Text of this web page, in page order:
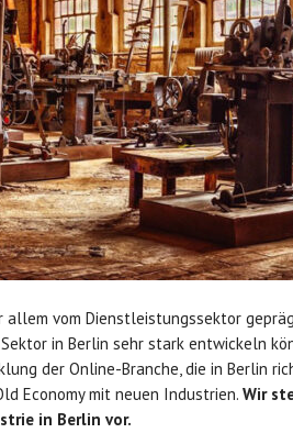
allem vom Dienstleistungssektor
in Berlin sehr stark entwickeln
der Online-Branche, die in Berlin
Economy mit neuen Industrien. Wir
in Berlin vor.